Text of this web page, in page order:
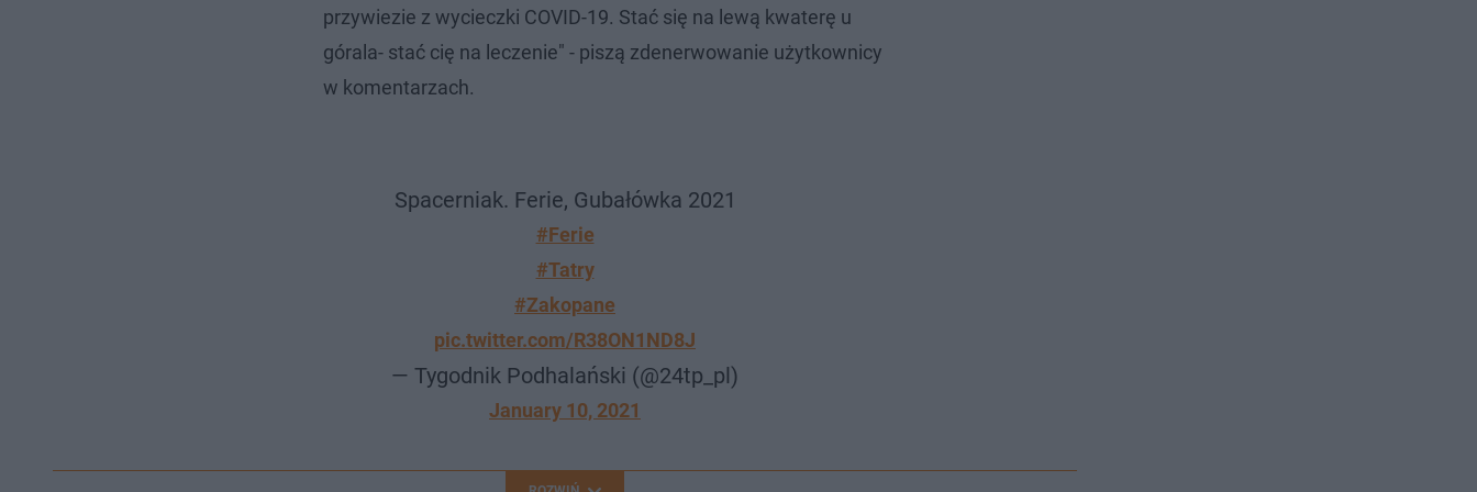
przywiezie z wycieczki COVID-19. Stać się na lewą kwaterę u
górala- stać cię na leczenie" - piszą zdenerwowanie użytkownicy
w komentarzach.
Spacerniak. Ferie, Gubałówka 2021
#Ferie
#Tatry
#Zakopane
pic.twitter.com/R38ON1ND8J
— Tygodnik Podhalański (@24tp_pl)
January 10, 2021